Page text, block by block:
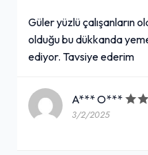
Güler yüzlü çalışanların
olduğu bu dükkanda
ediyor. Tavsiye ederim
A*** O***
3/2/2025